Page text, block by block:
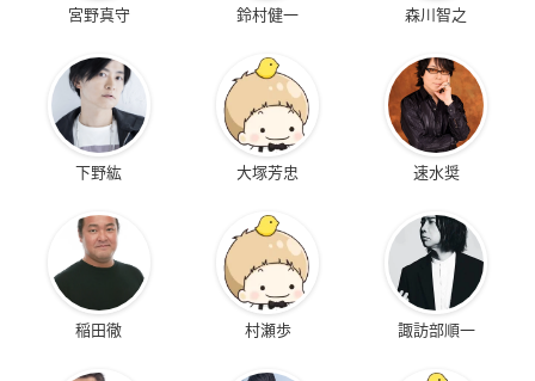
宮野真守 鈴村健一 森川智之
下野紘 大塚芳忠 速水奨
稲田徹 村瀬歩 諏訪部順一